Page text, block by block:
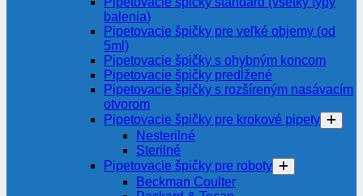
balenia)
Pipetovacie špičky pre veľké objemy (od
5ml)
Pipetovacie špičky s ohybným koncom
Pipetovacie špičky predĺžené
Pipetovacie špičky s rozšíreným nasávacím
otvorom
Pipetovacie špičky pre krokové pipety
Nesterilné
Sterilné
Pipetovacie špičky pre roboty
Beckman Coulter